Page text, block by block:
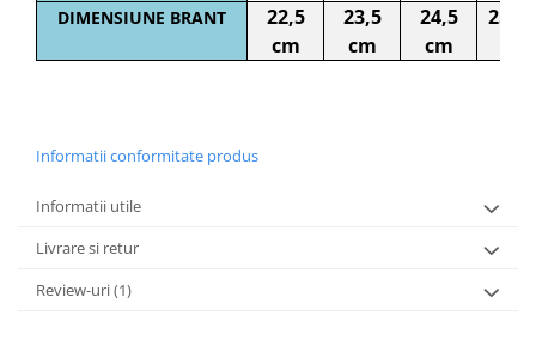
DIMENSIUNE BRANT
22,5
cm
23,5
cm
24,5
cm
25
Informatii conformitate produs
Informatii utile
Livrare si retur
Review-uri(1)